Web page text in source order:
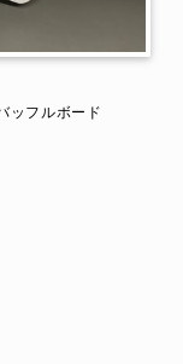
ッフルボード